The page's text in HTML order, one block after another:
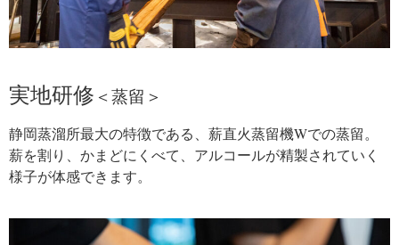
実地研修 ＜蒸留＞
静岡蒸溜所最大の特徴である、薪直火蒸留機Wでの蒸留。
薪を割り、かまどにくべて、アルコールが精製されていく
様子が体感できます。